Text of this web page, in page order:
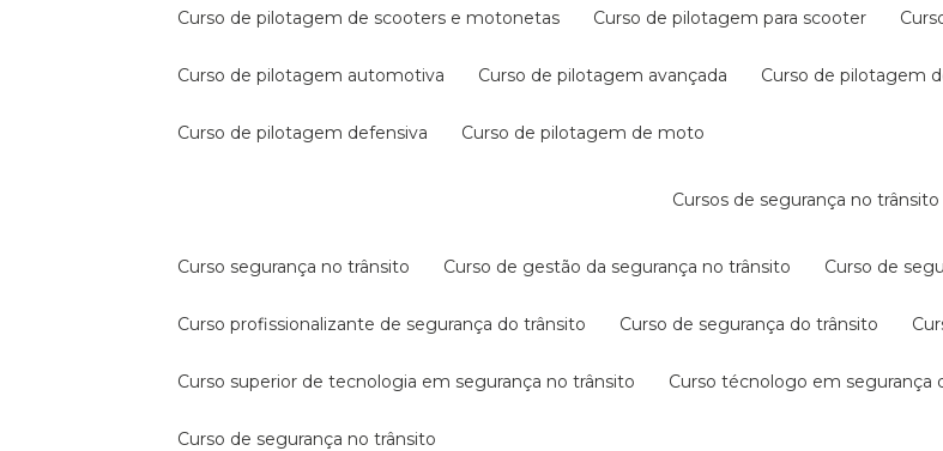
curso de pilotagem de scooters e motonetas curso de pilotagem para scooter
curso de pilotagem automotiva curso de pilotagem avançada curso de pilotagem
curso de pilotagem defensiva curso de pilotagem de moto
cursos de segurança no trânsito
curso segurança no trânsito curso de gestão da segurança no trânsito curso de
curso profissionalizante de segurança do trânsito curso de segurança do trânsito
curso superior de tecnologia em segurança no trânsito curso técnologo em segurança
curso de segurança no trânsito